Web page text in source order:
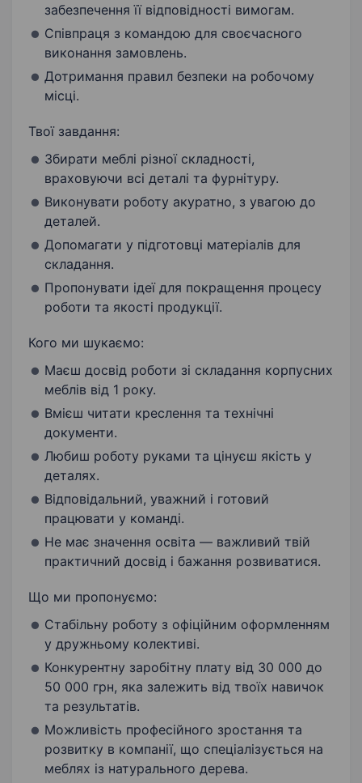
забезпечення її відповідності вимогам.
Співпраця з командою для своєчасного
виконання замовлень.
Дотримання правил безпеки на робочому
місці.
Твої завдання:
Збирати меблі різної складності,
враховуючи всі деталі та фурнітуру.
Виконувати роботу акуратно, з увагою до
деталей.
Допомагати у підготовці матеріалів для
складання.
Пропонувати ідеї для покращення процесу
роботи та якості продукції.
Кого ми шукаємо:
Маєш досвід роботи зі складання корпусних
меблів від 1 року.
Вмієш читати креслення та технічні
документи.
Любиш роботу руками та цінуєш якість у
деталях.
Відповідальний, уважний і готовий
працювати у команді.
Не має значення освіта — важливий твій
практичний досвід і бажання розвиватися.
Що ми пропонуємо:
Стабільну роботу з офіційним оформленням
у дружньому колективі.
Конкурентну заробітну плату від 30 000 до
50 000 грн, яка залежить від твоїх навичок
та результатів.
Можливість професійного зростання та
розвитку в компанії, що спеціалізується на
меблях із натурального дерева.